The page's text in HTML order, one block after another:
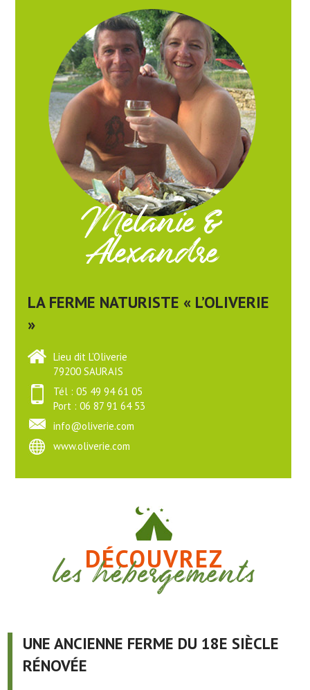
Mélanie &
Alexandre
LA FERME NATURISTE « L’OLIVERIE
»
Lieu dit L’Oliverie
79200 SAURAIS
Tél : 05 49 94 61 05
Port : 06 87 91 64 53
info@oliverie.com
www.oliverie.com
DÉCOUVREZ
les hébergements
UNE ANCIENNE FERME DU 18E SIÈCLE
RÉNOVÉE